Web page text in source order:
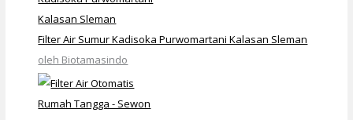
Filter Air Sumur Kadisoka Purwomartani Kalasan Sleman
oleh Biotamasindo